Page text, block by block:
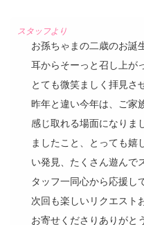
お孫ちゃまの二歳のお誕
耳からそーっと召し上が
とても微笑ましく拝見さ
昨年と違い今年は、ご家
感じ取れる場面になりま
ましたこと、とっても嬉
い発見、たくさん遊んで
タッフ一同心から応援し
次回も楽しいリクエスト
お寄せくださりありがと